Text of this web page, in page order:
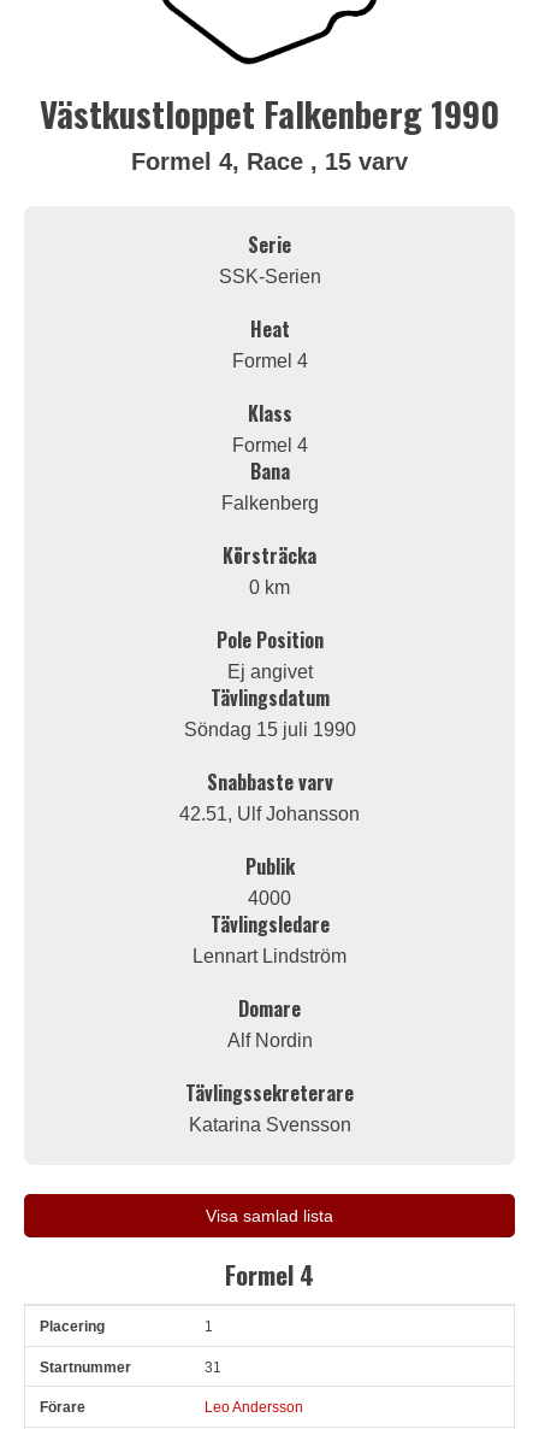
Västkustloppet Falkenberg 1990
Formel 4, Race , 15 varv
Serie
SSK-Serien
Heat
Formel 4
Klass
Formel 4
Bana
Falkenberg
Körsträcka
0 km
Pole Position
Ej angivet
Tävlingsdatum
Söndag 15 juli 1990
Snabbaste varv
42.51, Ulf Johansson
Publik
4000
Tävlingsledare
Lennart Lindström
Domare
Alf Nordin
Tävlingssekreterare
Katarina Svensson
Visa samlad lista
Formel 4
Pl Snr 1
31
Leo Andersson